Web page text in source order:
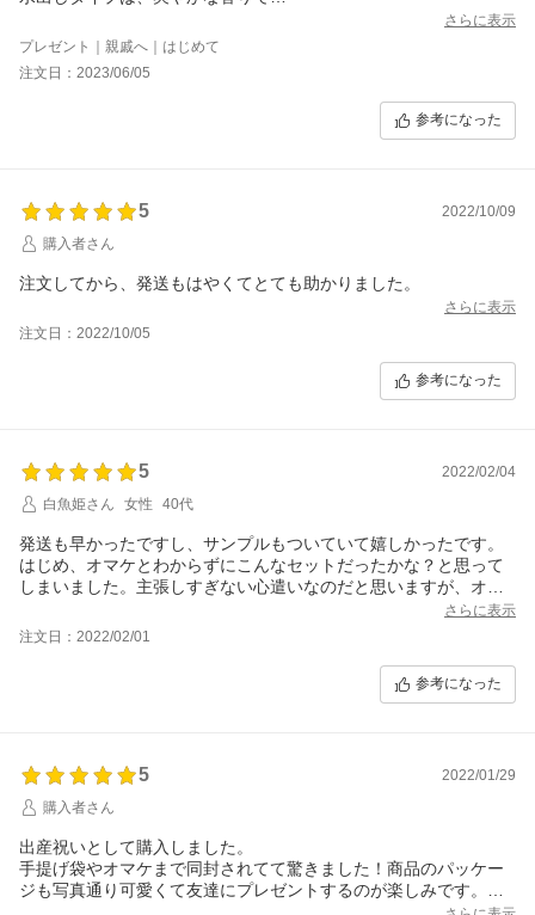
さらに表示
プレゼント｜親戚へ｜はじめて
注文日：2023/06/05
参考になった
5
2022/10/09
購入者さん
注文してから、発送もはやくてとても助かりました。
さらに表示
注文日：2022/10/05
参考になった
5
2022/02/04
白魚姫さん
女性 40代
発送も早かったですし、サンプルもついていて嬉しかったです。
はじめ、オマケとわからずにこんなセットだったかな？と思って
しまいました。主張しすぎない心遣いなのだと思いますが、オマ
ケだと分かるように入れていただけたら嬉しかったかなと思いま
す^_^
さらに表示
注文日：2022/02/01
参考になった
5
2022/01/29
購入者さん
出産祝いとして購入しました。
手提げ袋やオマケまで同封されてて驚きました！商品のパッケー
ジも写真通り可愛くて友達にプレゼントするのが楽しみです。